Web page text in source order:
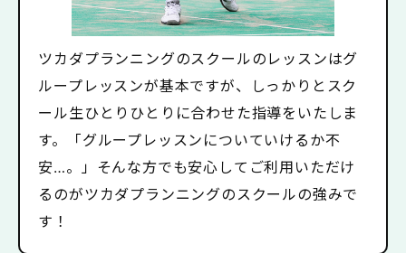
ツカダプランニングのスクールのレッスンはグ
ループレッスンが基本ですが、しっかりとスク
ール生ひとりひとりに合わせた指導をいたしま
す。「グループレッスンについていけるか不
安…。」そんな方でも安心してご利用いただけ
るのがツカダプランニングのスクールの強みで
す！